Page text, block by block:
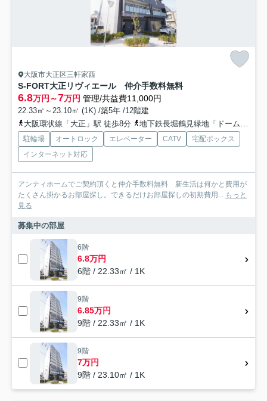
大阪市大正区三軒家西
S-FORT大正リヴィエール 仲介手数料無料
6.8万円～7万円 管理/共益費11,000円
22.33㎡～23.10㎡ (1K) /築5年 /12階建
大阪環状線「大正」駅 徒歩8分
地下鉄長堀鶴見緑地「ドーム前千代崎」駅 徒歩14分
駐輪場 オートロック エレベーター CATV
宅配ボックス
インターネット対応
アンティホームでご契約頂くと仲介手数料無料 新生活は何かと費用が
たくさん掛かるお部屋探し。できるだけお部屋探しの初期費用...
もっと
見る
募集中の部屋
6階
6.8万円
6階 / 22.33㎡ / 1K
9階
6.85万円
9階 / 22.33㎡ / 1K
9階
7万円
9階 / 23.10㎡ / 1K